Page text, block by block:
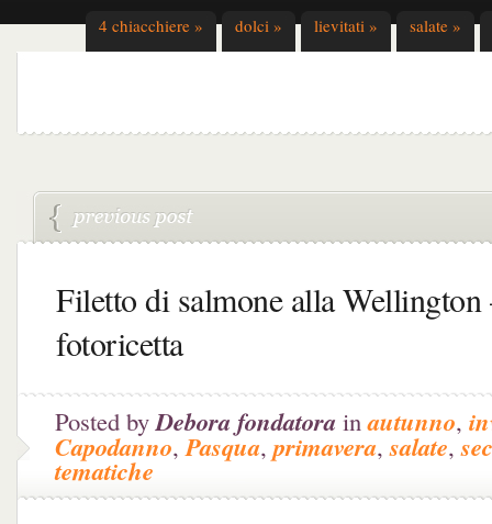
4 chiacchiere » dolci » lievitati » salate »
Filetto di salmone alla Wellington
fotoricetta
Posted byDebora fondatora inautunno,
Capodanno,Pasqua,primavera,salate,
tematiche